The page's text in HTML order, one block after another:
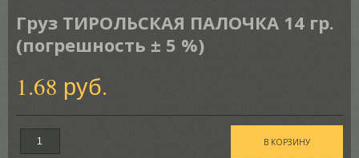
Груз ТИРОЛЬСКАЯ ПАЛОЧКА 14 гр.
(погрешность ± 5 %)
1.68 руб.